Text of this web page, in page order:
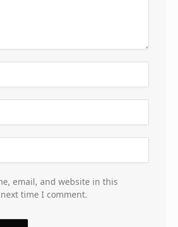
email, and website in this
time I comment.